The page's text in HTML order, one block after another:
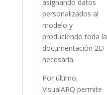
asignando datos
personalizados al
modelo y
produciendo toda la
documentación 2D
necesaria.
Por último,
VisualARQ permite